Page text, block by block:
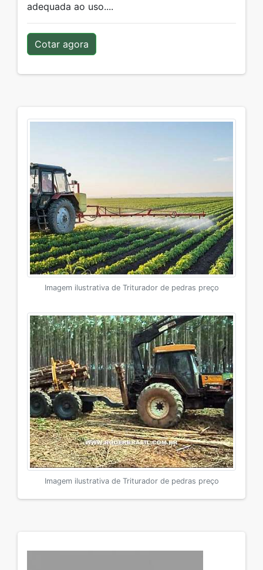
adequada ao uso....
Cotar agora
Imagem ilustrativa de Triturador de pedras preço
Imagem ilustrativa de Triturador de pedras preço